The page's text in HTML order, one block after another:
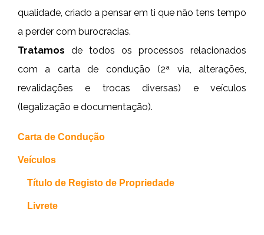
qualidade, criado a pensar em ti que não tens tempo
a perder com burocracias.
Tratamos de todos os processos relacionados
com a carta de condução (2ª via, alterações,
revalidações e trocas diversas) e veículos
(legalização e documentação).
Carta de Condução
Veículos
Título de Registo de Propriedade
Livrete